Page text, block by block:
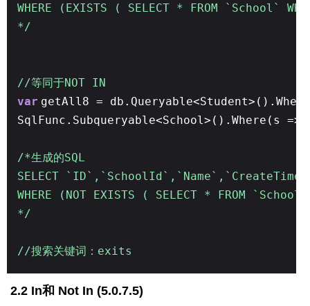
WHERE (EXISTS ( SELECT * FROM
*/
//等同于NOT IN
var getAll8 =
/*生成的SQL
SELECT
WHERE (NOT EXISTS ( SELECT * FROM
*/
//搜索关键词：exits
2.2 In和 Not In (5.0.7.5)